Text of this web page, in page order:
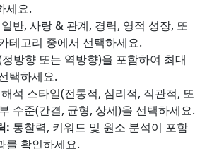
세요.
일반, 사랑 & 관계, 경력, 영적 성장, 또
테고리 중에서 선택하세요.
방향 또는 역방향)을 포함하여 최대
택하세요.
해석 스타일(전통적, 심리적, 직관적, 또
수준(간결, 균형, 상세)을 선택하세요.
: 통찰력, 키워드 및 원소 분석이 포함
를 확인하세요.